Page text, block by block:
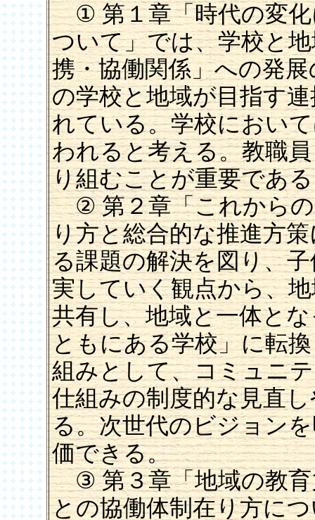
① 第１章「時代の変化
ついて」では、学校と
携・協働関係」への発
の学校と地域が目指す
れている。学校におい
われると考える。教職
り組むことが重要であ
② 第２章「これからの
り方と総合的な推進方
る課題の解決を図り、
実していく観点から、
共有し、地域と一体と
ともにある学校」に転
組みとして、コミュニ
仕組みの制度的な見直
る。次世代のビジョン
価できる。
③ 第３章「地域の教育
との協働体制在り方に